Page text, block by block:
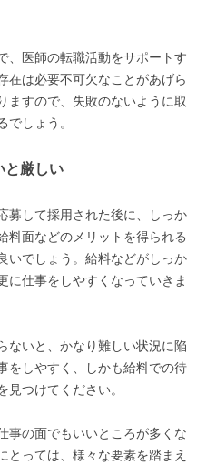
、医師の転職活動をサポートす
在は必要不可欠なことがあげら
ますので、失敗のないように取
でしょう。
と厳しい
募して採用された後に、しっか
料面などのメリットを得られる
いでしょう。給料などがしっか
に仕事をしやすくなっていきま
ないと、かなり難しい状況に陥
をしやすく、しかも給料での待
つけてください。
事の面でもいいところが多くな
とっては、様々な要素を踏まえ